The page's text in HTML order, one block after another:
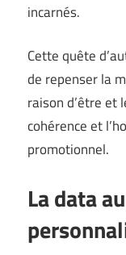
incarnés.
Cette quête
de repenser la
raison d’être et
cohérence et
promotionnel.
La data